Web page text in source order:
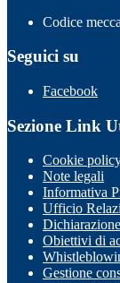
Codice
Seguici su
Facebook
Sezione Link
Cookie
Note legali
Informativa
Ufficio
Obiettivi di
Gestione